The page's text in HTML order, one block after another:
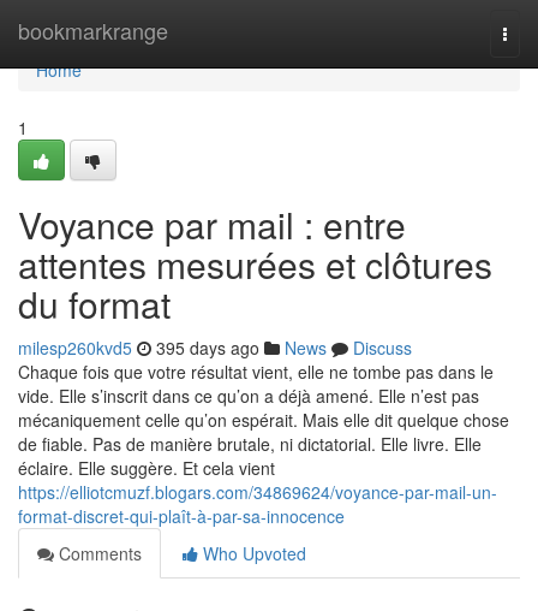
bookmarkrange
Home
Home
1
Voyance par mail : entre
attentes mesurées et clôtures
du format
milesp260kvd5 395 days ago News
Discuss
Chaque fois que votre résultat vient, elle ne tombe pas dans le
vide. Elle s’inscrit dans ce qu’on a déjà amené. Elle n’est pas
mécaniquement celle qu’on espérait. Mais elle dit quelque chose
de fiable. Pas de manière brutale, ni dictatorial. Elle livre. Elle
éclaire. Elle suggère. Et cela vient
https://elliotcmuzf.blogars.com/34869624/voyance-par-mail-un-
format-discret-qui-plaît-à-par-sa-innocence
Comments
Who Upvoted